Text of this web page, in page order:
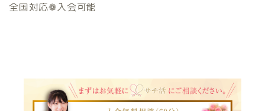
全国対応❁入会可能